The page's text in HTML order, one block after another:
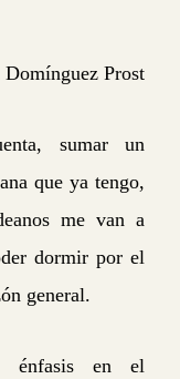
Prost
sumar un
que ya tengo,
me van a
dormir por el
general.
énfasis en el